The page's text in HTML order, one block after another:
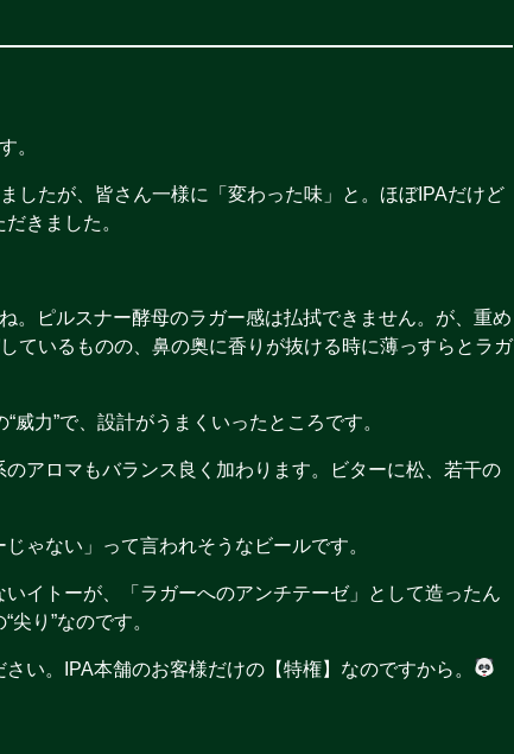
。
したが、皆さん一様に「変わった味」と。ほぼIPAだけど
きました。
。ピルスナー酵母のラガー感は払拭できません。が、重め
ているものの、鼻の奥に香りが抜ける時に薄っすらとラガ
威力”で、設計がうまくいったところです。
アロマもバランス良く加わります。ビターに松、若干の
ゃない」って言われそうなビールです。
イトーが、「ラガーへのアンチテーゼ」として造ったん
り”なのです。
い。IPA本舗のお客様だけの【特権】なのですから。